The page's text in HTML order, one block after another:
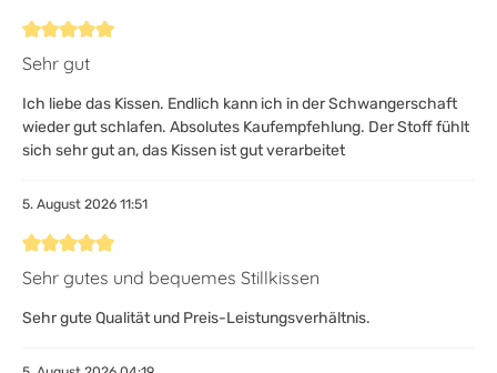
Bewertung mit 5 von 5 Sternen
Sehr gut
Ich liebe das Kissen. Endlich kann ich in der Schwangerschaft
wieder gut schlafen. Absolutes Kaufempfehlung. Der Stoff fühlt
sich sehr gut an, das Kissen ist gut verarbeitet
5. August 2026 11:51
Bewertung mit 5 von 5 Sternen
Sehr gutes und bequemes Stillkissen
Sehr gute Qualität und Preis-Leistungsverhältnis.